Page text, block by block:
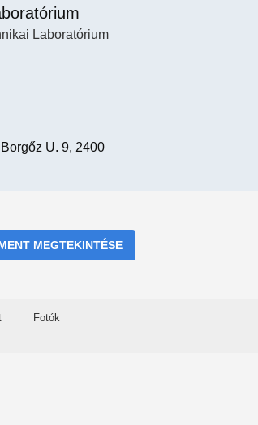
Laboratórium
U. 9, 2400
MEGTEKINTÉSE
Fotók